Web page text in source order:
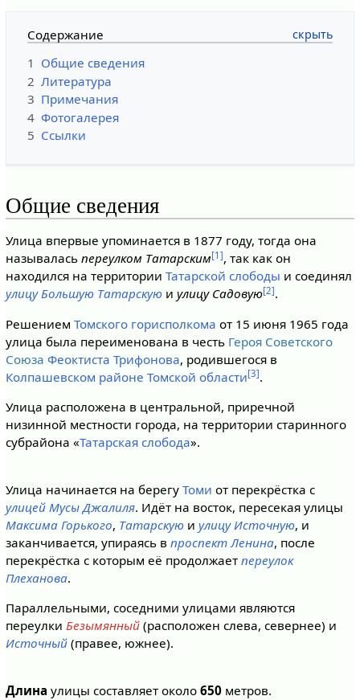
Содержание
1 Общие сведения
2 Литература
3 Примечания
4 Фотогалерея
5 Ссылки
Общие сведения
Улица впервые упоминается в 1877 году, тогда она
называлась переулком Татарским[1], так как он
находился на территории Татарской слободы и соединял
улицу Большую Татарскуюи улицу Садовую[2].
Решением Томского горисполкома от 15 июня 1965 года
улица была переименована в честь Героя Советского
Союза Феоктиста Трифонова, родившегося в
Колпашевском районе Томской области[3].
Улица расположена в центральной, приречной
низинной местности города, на территории старинного
субрайона «Татарская слобода».
Улица начинается на берегу Томи от перекрёстка с
улицей Мусы Джалиля. Идёт на восток, пересекая улицы
Максима Горького, Татарскуюи улицу Источную, и
заканчивается, упираясь в проспект Ленина, после
перекрёстка с которым её продолжает переулок
Плеханова.
Параллельными, соседними улицами являются
переулки Безымянный(расположен слева, севернее) и
Источный(правее, южнее).
Длина улицы составляет около 650метров.